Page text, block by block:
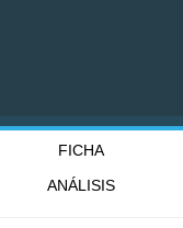
FICHA
ANÁLISIS